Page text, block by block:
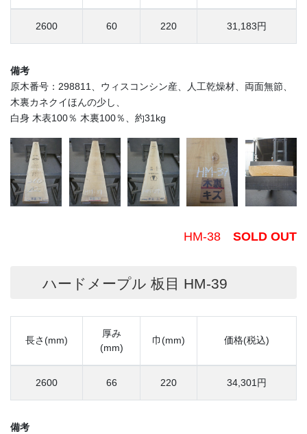
2600 60 220 31,183円
備考
原木番号：298811、ウィスコンシン産、人工乾燥材、両面無節、
木裏カネクイほんの少し、
白身 木表100％ 木裏100％、約31kg
HM-38 SOLD OUT
ハードメープル 板目 HM-39
長さ(mm)
厚み
(mm)
巾(mm) 価格(税込)
2600 66 220 34,301円
備考